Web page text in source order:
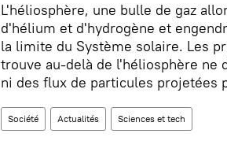
L'héliosphère, une bulle de gaz
d'hélium et d'hydrogène et
la limite du Système solaire. Les
trouve au-delà de l'héliosphère ne
ni des flux de particules projetées
Société Actualités Sciences et tech